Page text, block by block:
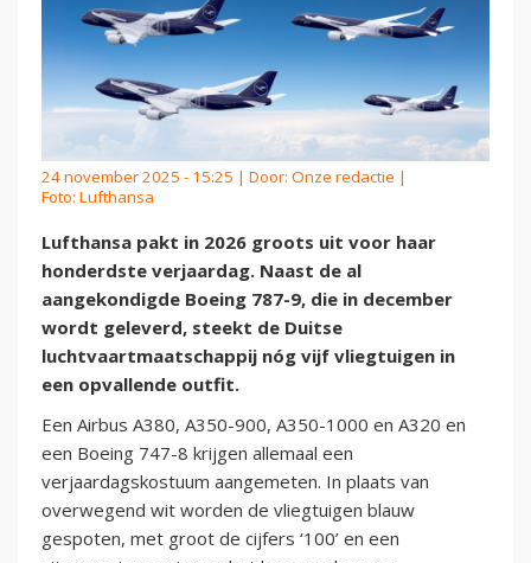
24 november 2025 - 15:25 | Door: Onze redactie |
Foto: Lufthansa
Lufthansa pakt in 2026 groots uit voor haar
honderdste verjaardag. Naast de al
aangekondigde Boeing 787-9, die in december
wordt geleverd, steekt de Duitse
luchtvaartmaatschappij nóg vijf vliegtuigen in
een opvallende outfit.
Een Airbus A380, A350-900, A350-1000 en A320 en
een Boeing 747-8 krijgen allemaal een
verjaardagskostuum aangemeten. In plaats van
overwegend wit worden de vliegtuigen blauw
gespoten, met groot de cijfers ‘100’ en een